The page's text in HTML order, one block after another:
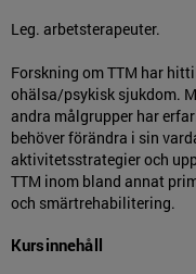
Leg. arbetsterapeuter.
Forskning om TTM har
ohälsa/psykisk sjukdom.
andra målgrupper har
behöver förändra i sin
aktivitetsstrategier och
TTM inom bland annat
och smärtrehabilitering.
Kursinnehåll